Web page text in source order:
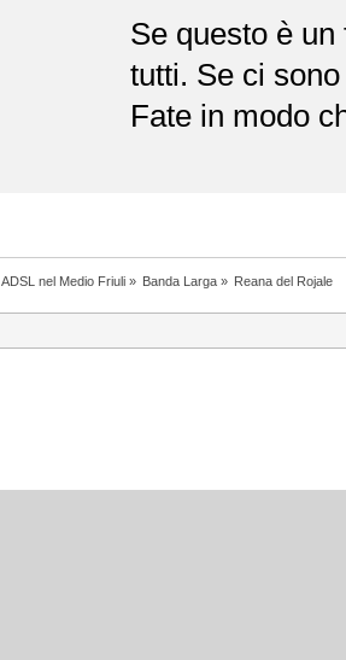
Se questo è
tutti. Se ci
Fate in modo
ADSL nel Medio Friuli» Banda Larga» Reana del Rojale